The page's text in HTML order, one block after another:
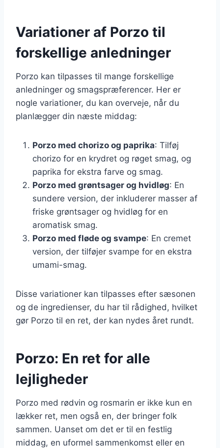
Variationer af Porzo til
forskellige anledninger
Porzo kan tilpasses til mange forskellige
anledninger og smagspræferencer. Her er
nogle variationer, du kan overveje, når du
planlægger din næste middag:
Porzo med chorizo og paprika: Tilføj
chorizo for en krydret og røget smag, og
paprika for ekstra farve og smag.
Porzo med grøntsager og hvidløg: En
sundere version, der inkluderer masser af
friske grøntsager og hvidløg for en
aromatisk smag.
Porzo med fløde og svampe: En cremet
version, der tilføjer svampe for en ekstra
umami-smag.
Disse variationer kan tilpasses efter sæsonen
og de ingredienser, du har til rådighed, hvilket
gør Porzo til en ret, der kan nydes året rundt.
Porzo: En ret for alle
lejligheder
Porzo med rødvin og rosmarin er ikke kun en
lækker ret, men også en, der bringer folk
sammen. Uanset om det er til en festlig
middag, en uformel sammenkomst eller en